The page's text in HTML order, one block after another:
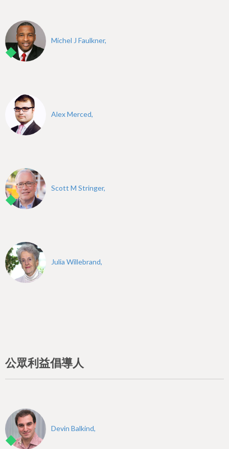
Michel J Faulkner,
Alex Merced,
Scott M Stringer,
Julia Willebrand,
公眾利益倡導人
Devin Balkind,